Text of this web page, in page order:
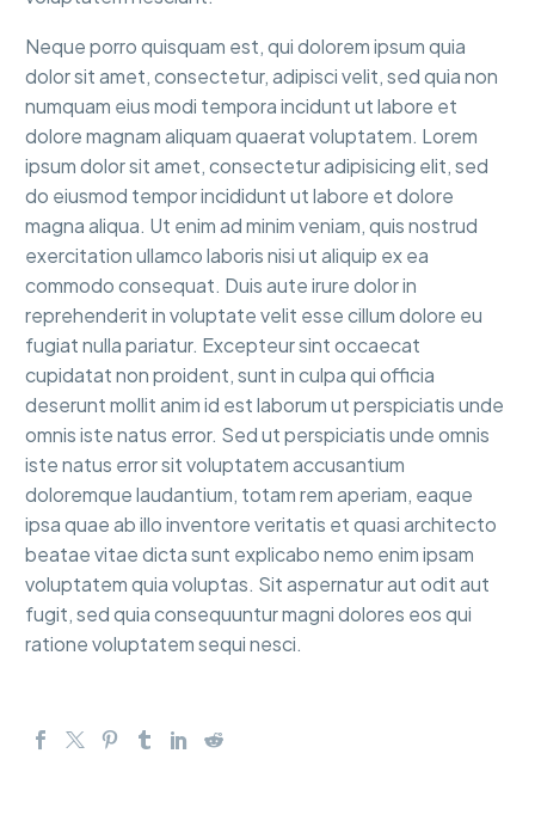
Neque porro quisquam est, qui dolorem ipsum quia
dolor sit amet, consectetur, adipisci velit, sed quia non
numquam eius modi tempora incidunt ut labore et
dolore magnam aliquam quaerat voluptatem. Lorem
ipsum dolor sit amet, consectetur adipisicing elit, sed
do eiusmod tempor incididunt ut labore et dolore
magna aliqua. Ut enim ad minim veniam, quis nostrud
exercitation ullamco laboris nisi ut aliquip ex ea
commodo consequat. Duis aute irure dolor in
reprehenderit in voluptate velit esse cillum dolore eu
fugiat nulla pariatur. Excepteur sint occaecat
cupidatat non proident, sunt in culpa qui officia
deserunt mollit anim id est laborum ut perspiciatis unde
omnis iste natus error. Sed ut perspiciatis unde omnis
iste natus error sit voluptatem accusantium
doloremque laudantium, totam rem aperiam, eaque
ipsa quae ab illo inventore veritatis et quasi architecto
beatae vitae dicta sunt explicabo nemo enim ipsam
voluptatem quia voluptas. Sit aspernatur aut odit aut
fugit, sed quia consequuntur magni dolores eos qui
ratione voluptatem sequi nesci.